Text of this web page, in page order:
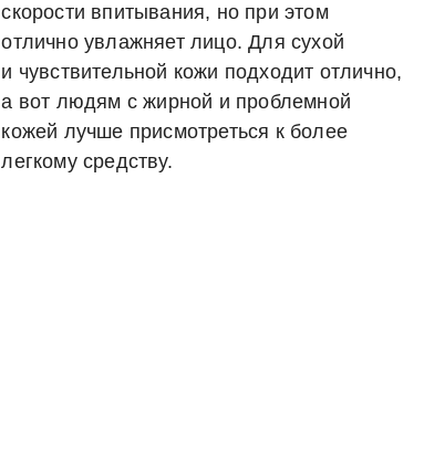
скорости впитывания, но при этом
отлично увлажняет лицо. Для сухой
и чувствительной кожи подходит отлично,
а вот людям с жирной и проблемной
кожей лучше присмотреться к более
легкому средству.